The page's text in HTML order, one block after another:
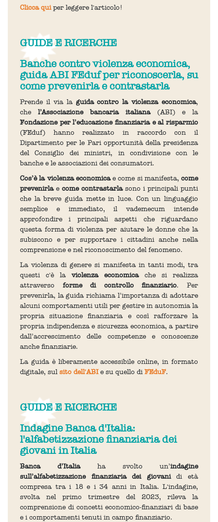
Clicca quiper leggere l'articolo!
GUIDE E RICERCHE
Banche contro violenza economica,
guida ABI FEduf per riconoscerla, su
come prevenirla e contrastarla
Prende il via la guida contro la violenza economica,
che l’Associazione bancaria italiana(ABI) e la
Fondazione per l’educazione finanziaria e al risparmio
(FEduf) hanno realizzato in raccordo con il
Dipartimento per le Pari opportunità della presidenza
del Consiglio dei ministri, in condivisione con le
banche e le associazioni dei consumatori.
Cos’è la violenza economicae come si manifesta, come
prevenirlae come contrastarlasono i principali punti
che la breve guida mette in luce. Con un linguaggio
semplice e immediato, il vademecum intende
approfondire i principali aspetti che riguardano
questa forma di violenza per aiutare le donne che la
subiscono e per supportare i cittadini anche nella
comprensione e nel riconoscimento del fenomeno.
La violenza di genere si manifesta in tanti modi, tra
questi c'è la violenza economicache si realizza
attraverso forme di controllo finanziario. Per
prevenirla, la guida richiama l’importanza di adottare
alcuni comportamenti utili per gestire in autonomia la
propria situazione finanziaria e così rafforzare la
propria indipendenza e sicurezza economica, a partire
dall’accrescimento delle competenze e conoscenze
anche finanziarie.
La guida è liberamente accessibile online, in formato
digitale, sul sito dell'ABIe su quello diFEduF.
GUIDE E RICERCHE
Indagine Banca d'Italia:
l'alfabetizzazione finanziaria dei
giovani in Italia
Banca d’Italiaha svolto un’indagine
sull’alfabetizzazione finanziaria dei giovanidi età
compresa tra i 18 e i 34 anni in Italia. L'indagine,
svolta nel primo trimestre del 2023, rileva la
comprensione di concetti economico-finanziari di base
e i comportamenti tenuti in campo finanziario.